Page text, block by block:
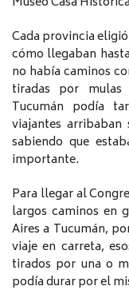
Cada provincia
cómo llegaban
no había caminos
tiradas por
Tucumán podía
viajantes arribaban
sabiendo que
importante.
Para llegar al
largos caminos en
Aires a Tucumán,
viaje en carreta,
tirados por una o
podía durar por el